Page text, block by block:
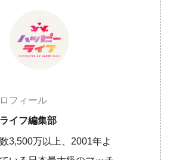
フィール
イフ編集部
3,500万以上、2001年よ